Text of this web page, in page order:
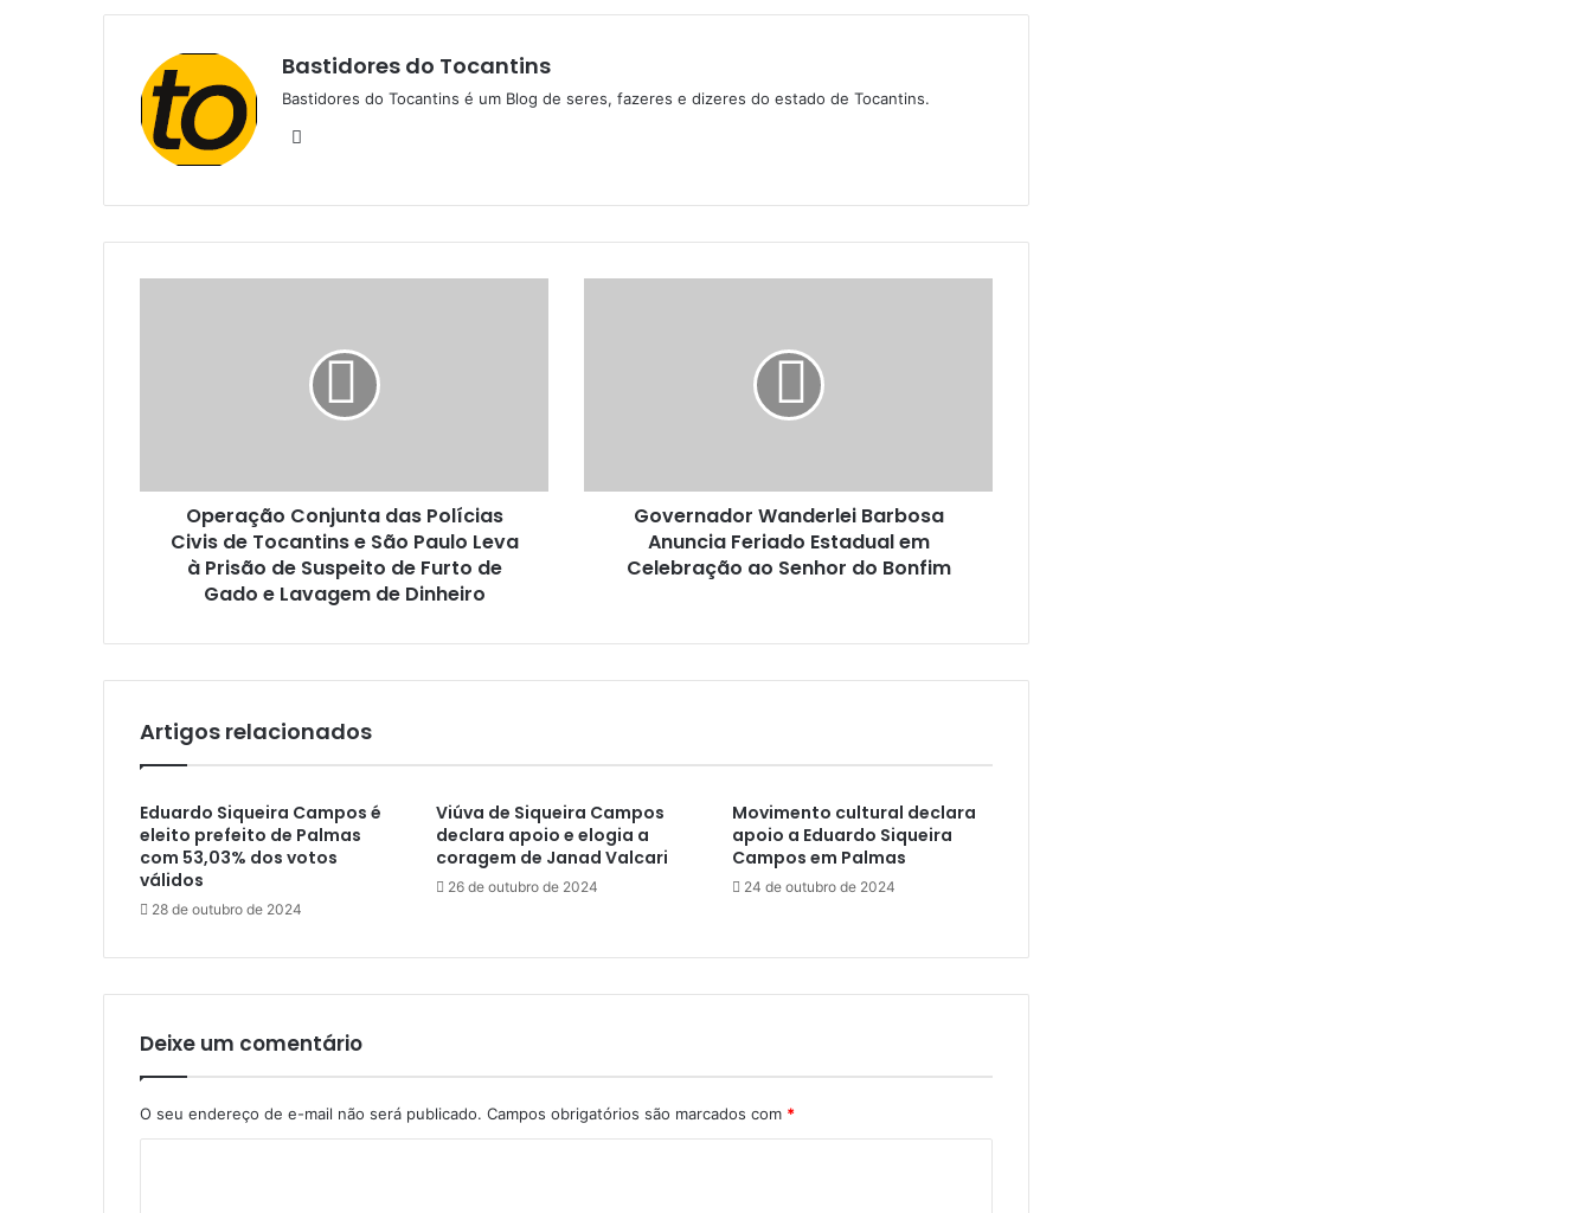
Bastidores do Tocantins
Bastidores do Tocantins é um Blog de seres, fazeres e dizeres do estado de Tocantins.
t
Operação Conjunta das Polícias
Civis de Tocantins e São Paulo Leva
à Prisão de Suspeito de Furto de
Gado e Lavagem de Dinheiro
Governador Wanderlei Barbosa
Anuncia Feriado Estadual em
Celebração ao Senhor do Bonfim
Artigos relacionados
Eduardo Siqueira Campos é
eleito prefeito de Palmas
com 53,03% dos votos
válidos
28 de outubro de 2024
Viúva de Siqueira Campos
declara apoio e elogia a
coragem de Janad Valcari
26 de outubro de 2024
Movimento cultural declara
apoio a Eduardo Siqueira
Campos em Palmas
24 de outubro de 2024
Deixe um comentário
O seu endereço de e-mail não será publicado. Campos obrigatórios são marcados com *